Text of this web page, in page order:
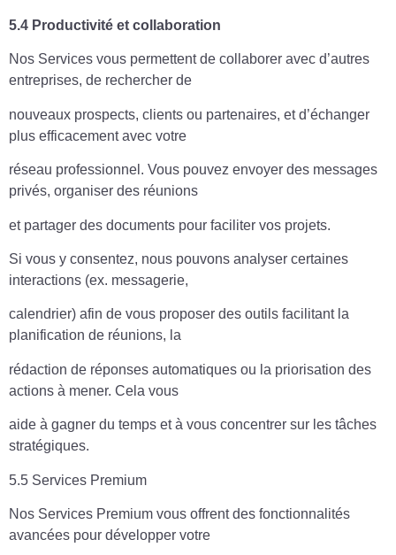
5.4 Productivité et collaboration
Nos Services vous permettent de collaborer avec d’autres
entreprises, de rechercher de
nouveaux prospects, clients ou partenaires, et d’échanger
plus efficacement avec votre
réseau professionnel. Vous pouvez envoyer des messages
privés, organiser des réunions
et partager des documents pour faciliter vos projets.
Si vous y consentez, nous pouvons analyser certaines
interactions (ex. messagerie,
calendrier) afin de vous proposer des outils facilitant la
planification de réunions, la
rédaction de réponses automatiques ou la priorisation des
actions à mener. Cela vous
aide à gagner du temps et à vous concentrer sur les tâches
stratégiques.
5.5 Services Premium
Nos Services Premium vous offrent des fonctionnalités
avancées pour développer votre